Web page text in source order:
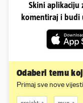
Skini aplikaciju
komentiraj i budi
Odaberi temu
Primaj sve nove